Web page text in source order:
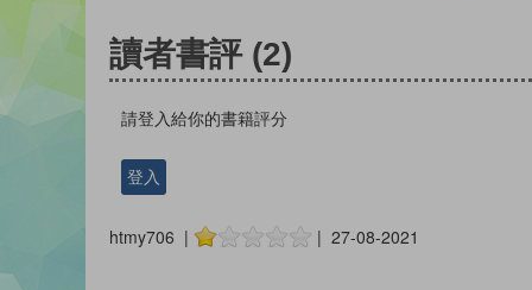
讀者書評 (2)
請登入給你的書籍評分
登入
htmy706 | | 27-08-2021